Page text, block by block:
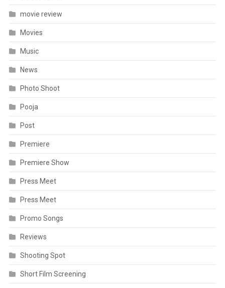
movie review
Movies
Music
News
Photo Shoot
Pooja
Post
Premiere
Premiere Show
Press Meet
Press Meet
Promo Songs
Reviews
Shooting Spot
Short Film Screening